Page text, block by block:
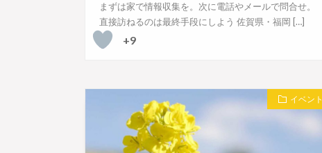
まずは家で情報収集を。次に電話やメールで問合せ。
直接訪ねるのは最終手段にしよう 佐賀県・福岡 […]
+9
イベント